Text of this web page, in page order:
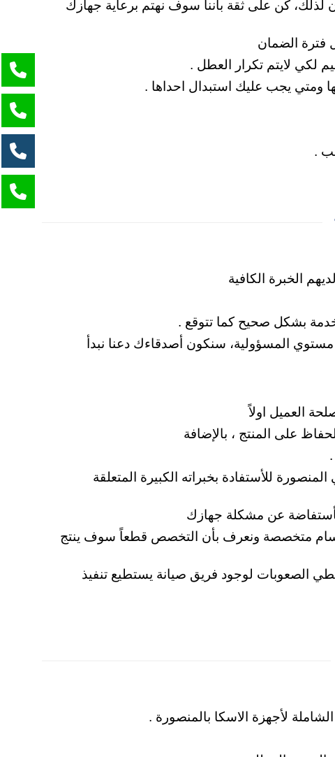
كن على ثقة بأننا سوف نهتم برعاية جهازك
لكي لايتم تكرار العطل .
ومتي يجب عليك استبدال احداها .
.
الخبرة الكافية
بشكل صحيح كما تتوقع .
المسؤولية، سنكون أصدقاءك دعنا نبدأ
العميل اولاً
على المنتج ، بالإضافة
.
للأستفادة بخبراته الكبيرة المتعلقة
عن مشكلة جهازك
اقسام متخصصة ونعرف بأن التخصص قطعاً سوف ينتج
الصعوبات لوجود فريق صيانة يستطيع تنفيذ
لأجهزة الاسكا بالمنصورة .